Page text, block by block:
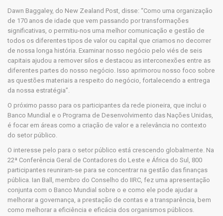
Dawn Baggaley, do New Zealand Post, disse: “Como uma organização
de 170 anos de idade que vem passando por transformações
significativas, o permitiu-nos uma melhor comunicação e gestão de
todos os diferentes tipos de valor ou capital que criamos no decorrer
de nossa longa história. Examinar nosso negócio pelo viés de seis
capitais ajudou a remover silos e destacou as interconexões entre as
diferentes partes do nosso negócio. Isso aprimorou nosso foco sobre
as questões materiais a respeito do negócio, fortalecendo a entrega
da nossa estratégia”.
O próximo passo para os participantes da rede pioneira, que inclui o
Banco Mundial e o Programa de Desenvolvimento das Nações Unidas,
é focar em áreas como a criação de valor e a relevância no contexto
do setor público.
O interesse pelo para o setor público está crescendo globalmente. Na
22ª Conferência Geral de Contadores do Leste e África do Sul, 800
participantes reuniram-se para se concentrar na gestão das finanças
pública. Ian Ball, membro do Conselho do IIRC, fez uma apresentação
conjunta com o Banco Mundial sobre o e como ele pode ajudar a
melhorar a governança, a prestação de contas e a transparência, bem
como melhorar a eficiência e eficácia dos organismos públicos.